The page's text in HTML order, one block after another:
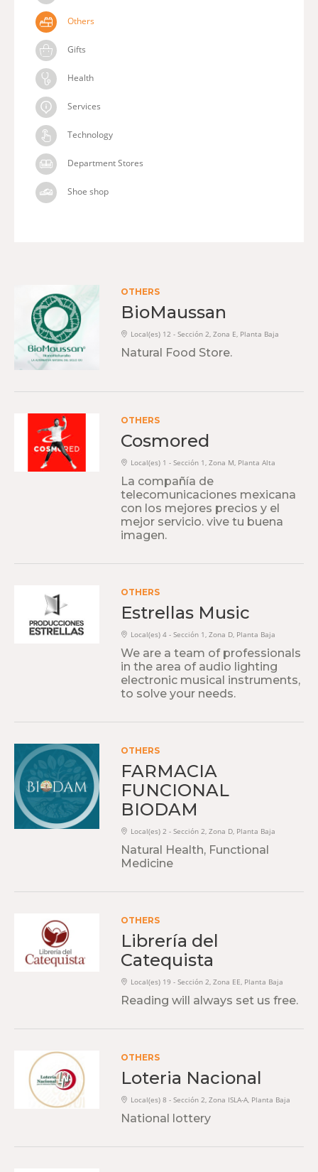
Others
Gifts
Health
Services
Technology
Department Stores
Shoe shop
OTHERS
BioMaussan
Local(es) 12 - Sección 2, Zona E, Planta Baja
Natural Food Store.
OTHERS
Cosmored
Local(es) 1 - Sección 1, Zona M, Planta Alta
La compañía de
telecomunicaciones mexicana
con los mejores precios y el
mejor servicio. vive tu buena
imagen.
OTHERS
Estrellas Music
Local(es) 4 - Sección 1, Zona D, Planta Baja
We are a team of professionals
in the area of ​​audio lighting
electronic musical instruments,
to solve your needs.
OTHERS
FARMACIA
FUNCIONAL
BIODAM
Local(es) 2 - Sección 2, Zona D, Planta Baja
Natural Health, Functional
Medicine
OTHERS
Librería del
Catequista
Local(es) 19 - Sección 2, Zona EE, Planta Baja
Reading will always set us free.
OTHERS
Loteria Nacional
Local(es) 8 - Sección 2, Zona ISLA-A, Planta Baja
National lottery